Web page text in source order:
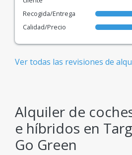
Recogida/Entrega
Calidad/Precio
Ver todas las revisiones de
Alquiler de
e híbridos en
Go Green